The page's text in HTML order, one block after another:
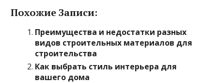
Похожие Записи:
Преимущества и недостатки разных
видов строительных материалов для
строительства
Как выбрать стиль интерьера для
вашего дома